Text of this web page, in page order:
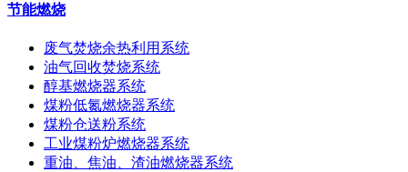
节能燃烧
废气焚烧余热利用系统
油气回收焚烧系统
醇基燃烧器系统
煤粉低氮燃烧器系统
煤粉仓送粉系统
工业煤粉炉燃烧器系统
重油、焦油、渣油燃烧器系统